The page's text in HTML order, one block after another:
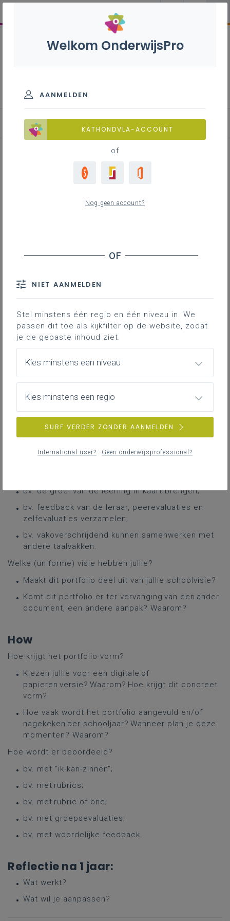
Portfoliogebruik
Met deze kijkwijzer komen vakgroepen tot
een gedragen visie over het
portfoliogebruik in hun lessen.
Why
Waarom willen jullie een portfolio gebruiken, welk(e)
doel(en) beogen jullie?
leerproces;
bv. de groei van de leerling in kaart brengen;
bv. feedback van de leraar, peerevaluaties en
zelfevaluaties verzamelen;
bv. vakoverschrijdend kunnen samenwerken met
andere taalvakken.
Welke (uniforme) visie hebben jullie?
Maakt dit portfolio deel uit van jullie schoolvisie?
Komt dit portfolio er ter vervanging van een ander
document, een andere aanpak? Waarom?
How
Hoe krijgt het portfolio vorm?
Kiezen jullie voor een digitale of
papieren versie? Waarom? Hoe krijgt dit concreet
vorm?
Hoe vaak wordt het portfolio aangevuld en/of
nagekeken per schooljaar? Wanneer plan je deze
momenten? Waarom?
Hoe wordt er beoordeeld?
bv. met “ik-kan-zinnen”;
bv. met rubrics;
bv. met rubric-of-one;
bv. met groepsevaluaties;
bv. met woordelijke feedback.
Reflectie na 1 jaar:
Wat werkt?
Wat wil je aanpassen?
Welkom OnderwijsPro
AANMELDEN
KATHONDVLA-ACCOUNT
of
Nog geen account?
NIET AANMELDEN
Stel minstens één regio en één niveau in. We
passen dit toe als kijkfilter op de website, zodat
je de gepaste inhoud ziet.
Kies minstens een niveau
Kies minstens een regio
SURF VERDER ZONDER AANMELDEN
International user? Geen onderwijsprofessional?